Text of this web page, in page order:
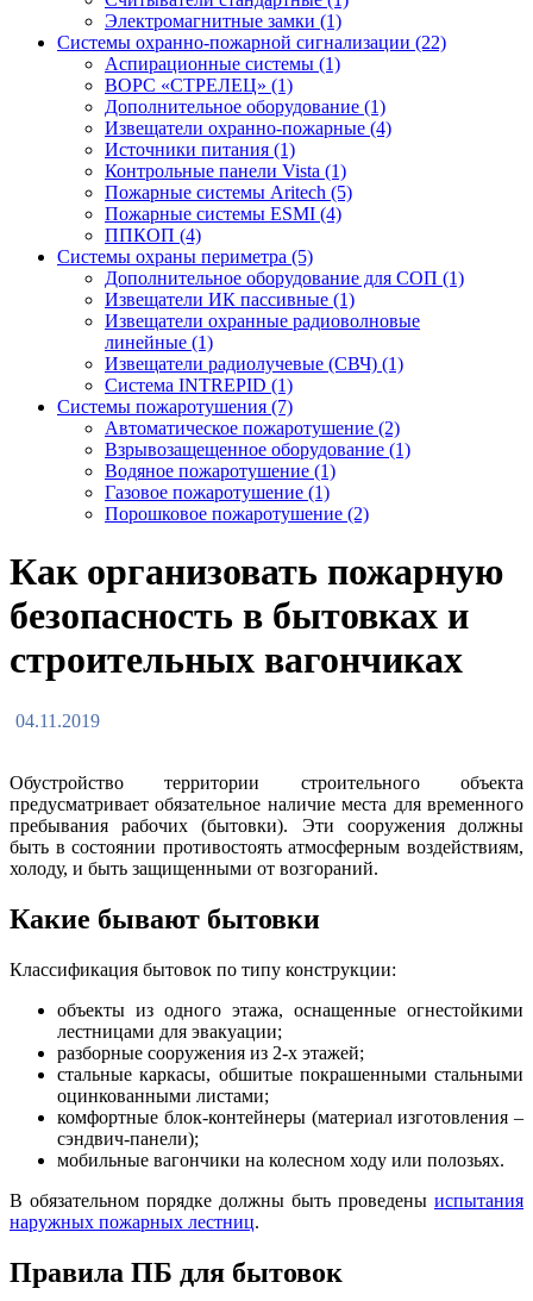
Электромагнитные замки (1)
Системы охранно-пожарной сигнализации (22)
Аспирационные системы (1)
ВОРС «СТРЕЛЕЦ» (1)
Дополнительное оборудование (1)
Извещатели охранно-пожарные (4)
Источники питания (1)
Контрольные панели Vista (1)
Пожарные системы Aritech (5)
Пожарные системы ESMI (4)
ППКОП (4)
Системы охраны периметра (5)
Дополнительное оборудование для СОП (1)
Извещатели ИК пассивные (1)
Извещатели охранные радиоволновые
линейные (1)
Извещатели радиолучевые (СВЧ) (1)
Система INTREPID (1)
Системы пожаротушения (7)
Автоматическое пожаротушение (2)
Взрывозащещенное оборудование (1)
Водяное пожаротушение (1)
Газовое пожаротушение (1)
Порошковое пожаротушение (2)
Как организовать пожарную
безопасность в бытовках и
строительных вагончиках
04.11.2019
Обустройство территории строительного объекта
предусматривает обязательное наличие места для временного
пребывания рабочих (бытовки). Эти сооружения должны
быть в состоянии противостоять атмосферным воздействиям,
холоду, и быть защищенными от возгораний.
Какие бывают бытовки
Классификация бытовок по типу конструкции:
объекты из одного этажа, оснащенные огнестойкими
лестницами для эвакуации;
разборные сооружения из 2-х этажей;
стальные каркасы, обшитые покрашенными стальными
оцинкованными листами;
комфортные блок-контейнеры (материал изготовления –
сэндвич-панели);
мобильные вагончики на колесном ходу или полозьях.
В обязательном порядке должны быть проведены испытания
наружных пожарных лестниц.
Правила ПБ для бытовок